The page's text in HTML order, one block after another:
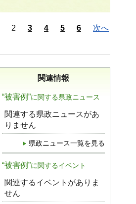
2 3 4 5 6 次へ
関連情報
“被害例”に関する県政ニュース
関連する県政ニュースがあ
りません
県政ニュース一覧を見る
“被害例”に関するイベント
関連するイベントがありま
せん